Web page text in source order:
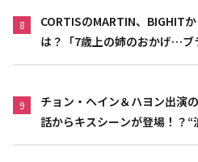
8
CORTISのMARTIN、BIGHIT
は？「7歳上の姉のおかげ…ブ
9
チョン・ヘイン＆ハヨン出演
話からキスシーンが登場！？